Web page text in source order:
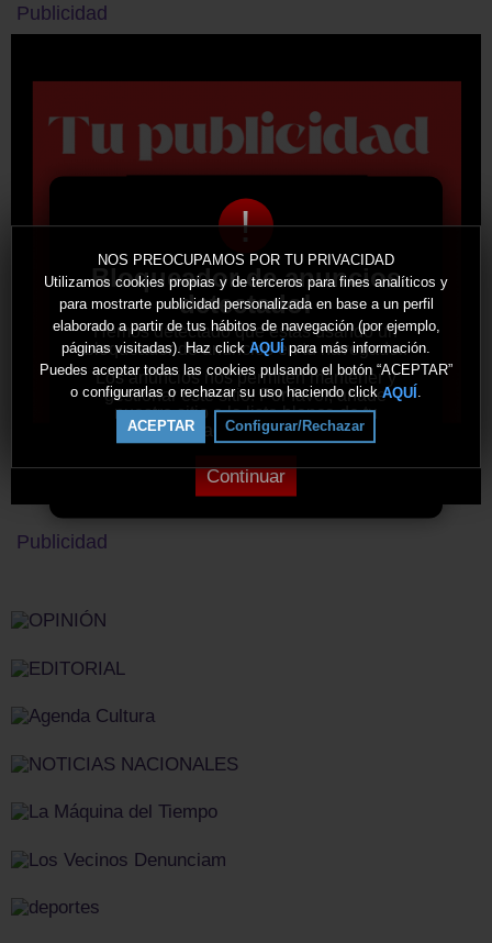
!
Bloqueador de anuncios
detectado!
Hemos detectado que estás usando un
bloqueador de anuncios en tu navegador.
Los anuncios nos permiten mantener y
gestionar este sitio. Por favor, añade
nuestro sitio a la lista blanca de tu
bloqueador de anuncios.
Continuar
NOS PREOCUPAMOS POR TU PRIVACIDAD
Utilizamos cookies propias y de terceros para fines analíticos y
para mostrarte publicidad personalizada en base a un perfil
elaborado a partir de tus hábitos de navegación (por ejemplo,
páginas visitadas). Haz click AQUÍ para más información.
Puedes aceptar todas las cookies pulsando el botón “ACEPTAR”
o configurarlas o rechazar su uso haciendo click AQUÍ
ACEPTAR Configurar/Rechazar
Publicidad
Publicidad